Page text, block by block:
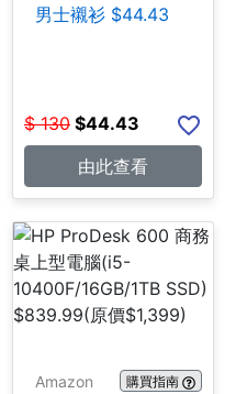
男士襯衫 $44.43
$ 130 $44.43
由此查看
Amazon 購買指南